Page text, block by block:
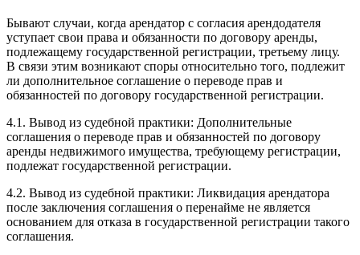
Бывают случаи, когда арендатор с согласия арендодателя
уступает свои права и обязанности по договору аренды,
подлежащему государственной регистрации, третьему лицу.
В связи этим возникают споры относительно того, подлежит
ли дополнительное соглашение о переводе прав и
обязанностей по договору государственной регистрации.
4.1. Вывод из судебной практики: Дополнительные
соглашения о переводе прав и обязанностей по договору
аренды недвижимого имущества, требующему регистрации,
подлежат государственной регистрации.
4.2. Вывод из судебной практики: Ликвидация арендатора
после заключения соглашения о перенайме не является
основанием для отказа в государственной регистрации такого
соглашения.